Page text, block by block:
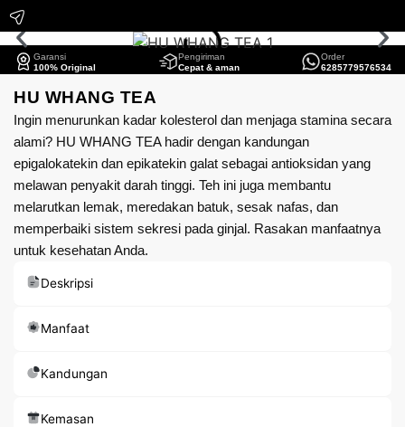
Garansi
100% Original
Pengiriman
Cepat & aman
Order
6285779576534
HU WHANG TEA
Ingin menurunkan kadar kolesterol dan menjaga stamina secara
alami? HU WHANG TEA hadir dengan kandungan
epigalokatekin dan epikatekin galat sebagai antioksidan yang
melawan penyakit darah tinggi. Teh ini juga membantu
melarutkan lemak, meredakan batuk, sesak nafas, dan
memperbaiki sistem sekresi pada ginjal. Rasakan manfaatnya
untuk kesehatan Anda.
Deskripsi
Manfaat
Kandungan
Kemasan